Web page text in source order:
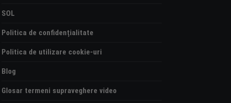
SOL
Politica de confidențialitate
Politica de utilizare cookie-uri
Blog
Glosar termeni supraveghere video